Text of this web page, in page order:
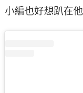
小編也好想趴在